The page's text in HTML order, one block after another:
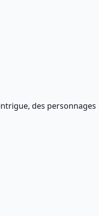
des personnages